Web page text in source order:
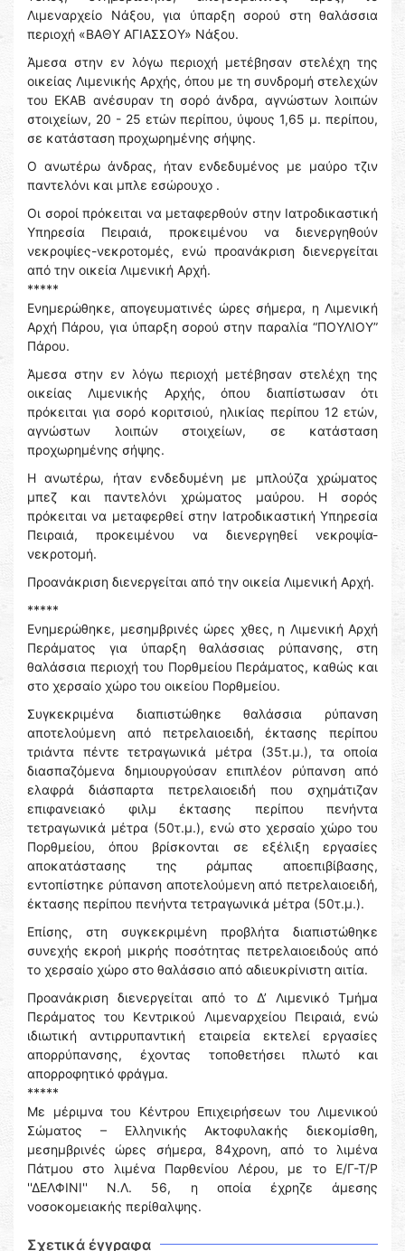
Λιμεναρχείο Νάξου, για ύπαρξη σορού στη θαλάσσια
περιοχή «ΒΑΘΥ ΑΓΙΑΣΣΟΥ» Νάξου.
Άμεσα στην εν λόγω περιοχή μετέβησαν στελέχη της
οικείας Λιμενικής Αρχής, όπου με τη συνδρομή στελεχών
του ΕΚΑΒ ανέσυραν τη σορό άνδρα, αγνώστων λοιπών
στοιχείων, 20 - 25 ετών περίπου, ύψους 1,65 μ. περίπου,
σε κατάσταση προχωρημένης σήψης.
Ο ανωτέρω άνδρας, ήταν ενδεδυμένος με μαύρο τζιν
παντελόνι και μπλε εσώρουχο .
Οι σοροί πρόκειται να μεταφερθούν στην Ιατροδικαστική
Υπηρεσία Πειραιά, προκειμένου να διενεργηθούν
νεκροψίες-νεκροτομές, ενώ προανάκριση διενεργείται
από την οικεία Λιμενική Αρχή.
*****
Ενημερώθηκε, απογευματινές ώρες σήμερα, η Λιμενική
Αρχή Πάρου, για ύπαρξη σορού στην παραλία “ΠΟΥΛΙΟΥ”
Πάρου.
Άμεσα στην εν λόγω περιοχή μετέβησαν στελέχη της
οικείας Λιμενικής Αρχής, όπου διαπίστωσαν ότι
πρόκειται για σορό κοριτσιού, ηλικίας περίπου 12 ετών,
αγνώστων λοιπών στοιχείων, σε κατάσταση
προχωρημένης σήψης.
Η ανωτέρω, ήταν ενδεδυμένη με μπλούζα χρώματος
μπεζ και παντελόνι χρώματος μαύρου. Η σορός
πρόκειται να μεταφερθεί στην Ιατροδικαστική Υπηρεσία
Πειραιά, προκειμένου να διενεργηθεί νεκροψία-
νεκροτομή.
Προανάκριση διενεργείται από την οικεία Λιμενική Αρχή.
*****
Ενημερώθηκε, μεσημβρινές ώρες χθες, η Λιμενική Αρχή
Περάματος για ύπαρξη θαλάσσιας ρύπανσης, στη
θαλάσσια περιοχή του Πορθμείου Περάματος, καθώς και
στο χερσαίο χώρο του οικείου Πορθμείου.
Συγκεκριμένα διαπιστώθηκε θαλάσσια ρύπανση
αποτελούμενη από πετρελαιοειδή, έκτασης περίπου
τριάντα πέντε τετραγωνικά μέτρα (35τ.μ.), τα οποία
διασπαζόμενα δημιουργούσαν επιπλέον ρύπανση από
ελαφρά διάσπαρτα πετρελαιοειδή που σχημάτιζαν
επιφανειακό φιλμ έκτασης περίπου πενήντα
τετραγωνικά μέτρα (50τ.μ.), ενώ στο χερσαίο χώρο του
Πορθμείου, όπου βρίσκονται σε εξέλιξη εργασίες
αποκατάστασης της ράμπας αποεπιβίβασης,
εντοπίστηκε ρύπανση αποτελούμενη από πετρελαιοειδή,
έκτασης περίπου πενήντα τετραγωνικά μέτρα (50τ.μ.).
Επίσης, στη συγκεκριμένη προβλήτα διαπιστώθηκε
συνεχής εκροή μικρής ποσότητας πετρελαιοειδούς από
το χερσαίο χώρο στο θαλάσσιο από αδιευκρίνιστη αιτία.
Προανάκριση διενεργείται από το Δ’ Λιμενικό Τμήμα
Περάματος του Κεντρικού Λιμεναρχείου Πειραιά, ενώ
ιδιωτική αντιρρυπαντική εταιρεία εκτελεί εργασίες
απορρύπανσης, έχοντας τοποθετήσει πλωτό και
απορροφητικό φράγμα.
*****
Με μέριμνα του Κέντρου Επιχειρήσεων του Λιμενικού
Σώματος – Ελληνικής Ακτοφυλακής διεκομίσθη,
μεσημβρινές ώρες σήμερα, 84χρονη, από το λιμένα
Πάτμου στο λιμένα Παρθενίου Λέρου, με το Ε/Γ-Τ/Ρ
''ΔΕΛΦΙΝΙ'' Ν.Λ. 56, η οποία έχρηζε άμεσης
νοσοκομειακής περίθαλψης.
Σχετικά έγγραφα